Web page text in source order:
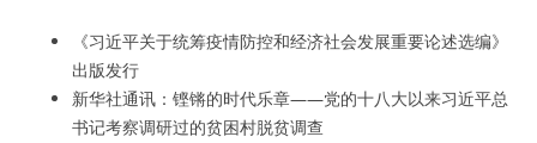
《习近平关于统筹疫情防控和经济社会发展重要论述选编》
出版发行
新华社通讯：铿锵的时代乐章——党的十八大以来习近平总
书记考察调研过的贫困村脱贫调查